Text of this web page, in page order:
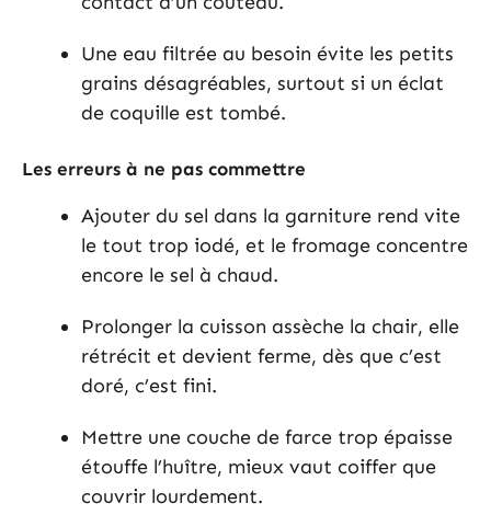
Une eau filtrée au besoin évite les petits
grains désagréables, surtout si un éclat
de coquille est tombé.
Les erreurs à ne pas commettre
Ajouter du sel dans la garniture rend vite
le tout trop iodé, et le fromage concentre
encore le sel à chaud.
Prolonger la cuisson assèche la chair, elle
rétrécit et devient ferme, dès que c’est
doré, c’est fini.
Mettre une couche de farce trop épaisse
étouffe l’huître, mieux vaut coiffer que
couvrir lourdement.